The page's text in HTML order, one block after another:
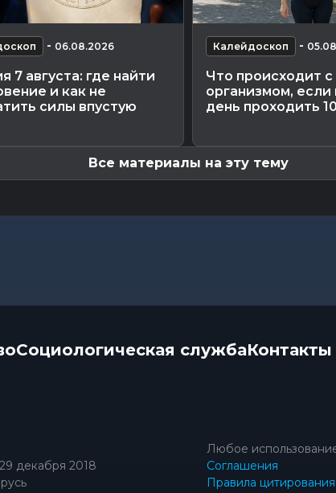
- 06.08.2026
7 августа: где найти
и как не
силы впустую
Калейдоскоп -
Что происходит с
организмом,
день проходить
Все материалы на эту тему
Социологическая службаКонтакты
декабря 2018
Любое
Соглашения
Правила